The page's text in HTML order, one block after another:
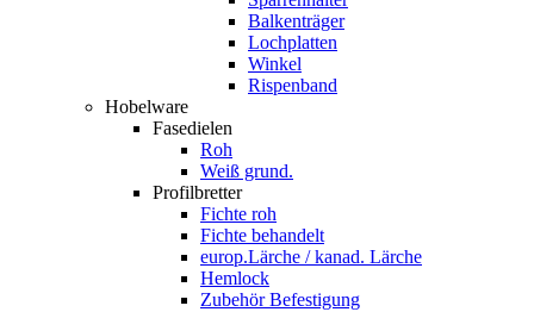
Balkenträger
Lochplatten
Winkel
Rispenband
Hobelware
Fasedielen
Roh
Weiß grund.
Profilbretter
Fichte roh
Fichte behandelt
europ.Lärche / kanad. Lärche
Hemlock
Zubehör Befestigung